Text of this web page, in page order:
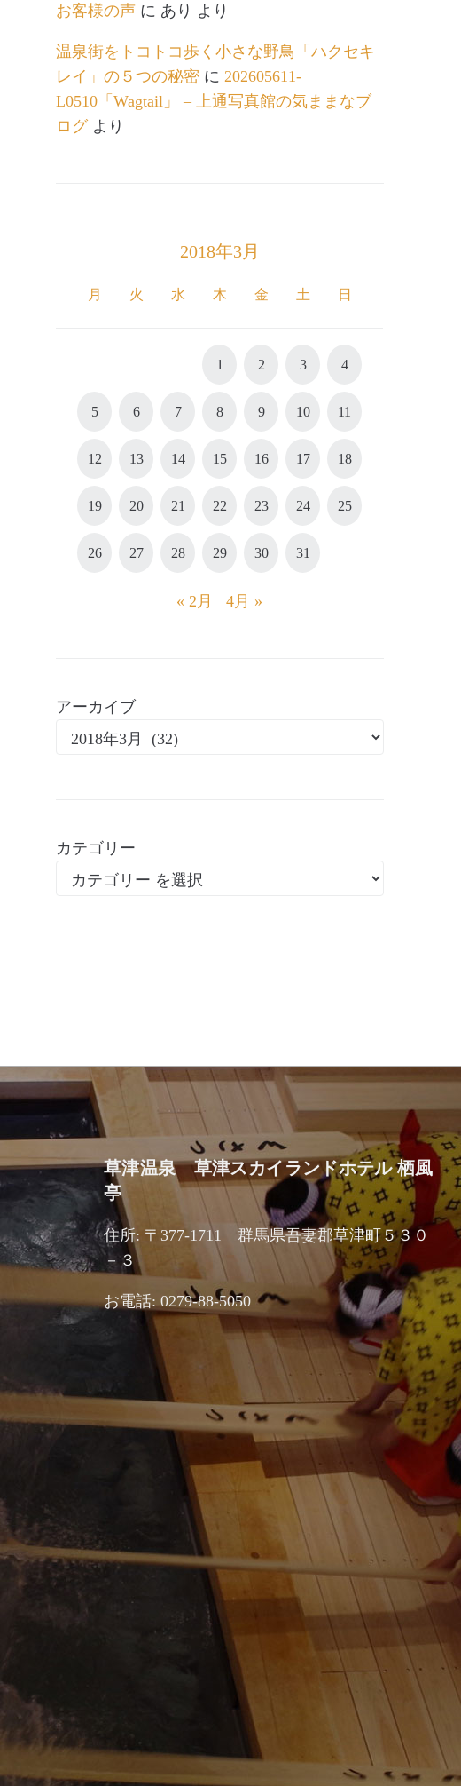
お客様の声 に あり より
温泉街をトコトコ歩く小さな野鳥「ハクセキ
レイ」の５つの秘密 に 202605611-
L0510「Wagtail」 – 上通写真館の気ままなブ
ログより
2018年3月
月 火 水 木 金 土 日
1 2 3 4
5 6 7 8 9 10 11
12 13 14 15 16 17 18
19 20 21 22 23 24 25
26 27 28 29 30 31
« 2月 4月 »
アーカイブ
カテゴリー
草津温泉 草津スカイランドホテル 栖風
亭
住所: 〒377-1711 群馬県吾妻郡草津町５３０
－３
お電話: 0279-88-5050